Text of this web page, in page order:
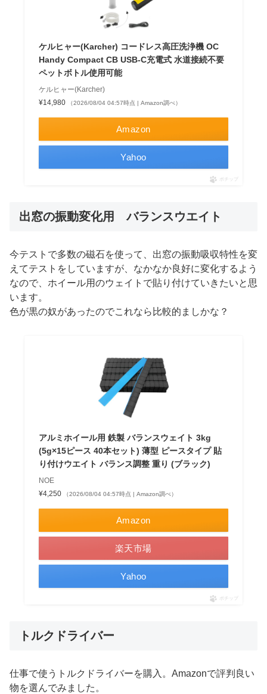
ケルヒャー(Karcher) コードレス高圧洗浄機 OC
Handy Compact CB USB-C充電式 水道接続不要
ペットボトル使用可能
ケルヒャー(Karcher)
¥14,980
（2026/08/04 04:57時点 | Amazon調べ）
Amazon
Yahoo
ポチップ
出窓の振動変化用 バランスウエイト
今テストで多数の磁石を使って、出窓の振動吸収特性を変
えてテストをしていますが、なかなか良好に変化するよう
なので、ホイール用のウェイトで貼り付けていきたいと思
います。
色が黒の奴があったのでこれなら比較的ましかな？
アルミホイール用 鉄製 バランスウェイト 3kg
(5g×15ピース 40本セット) 薄型 ピースタイプ 貼
り付けウエイト バランス調整 重り (ブラック)
NOE
¥4,250
（2026/08/04 04:57時点 | Amazon調べ）
Amazon
楽天市場
Yahoo
ポチップ
トルクドライバー
仕事で使うトルクドライバーを購入。Amazonで評判良い
物を選んでみました。